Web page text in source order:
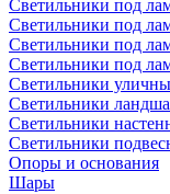
Светильники под
Светильники под
Светильники под
Светильники под
Светильники
Светильники
Светильники
Светильники
Опоры и основания
Шары